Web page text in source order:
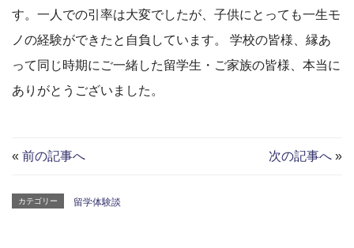
す。一人での引率は大変でしたが、子供にとっても一生モ
ノの経験ができたと自負しています。 学校の皆様、縁あ
って同じ時期にご一緒した留学生・ご家族の皆様、本当に
ありがとうございました。
« 前の記事へ 次の記事へ »
カテゴリー 留学体験談